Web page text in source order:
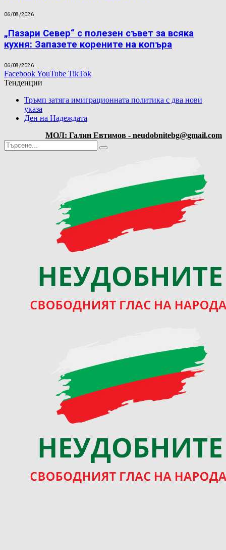
06/08/2026
„Пазари Север“ с полезен съвет за всяка
кухня: Запазете корените на копъра
06/08/2026
FacebookYouTube TikTok
Тенденции
Тръмп затяга имиграционната политика с два нови
указа
Ден на Надеждата
МОЛ: Галин Евтимов - neudobnitebg@gmail.com